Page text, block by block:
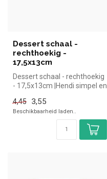
Dessert schaal -
rechthoekig -
17,5x13cm
Dessert schaal - rechthoekig
- 17,5x13cm |Hendi simpel en
4,45
3,55
Beschikbaarheid laden..